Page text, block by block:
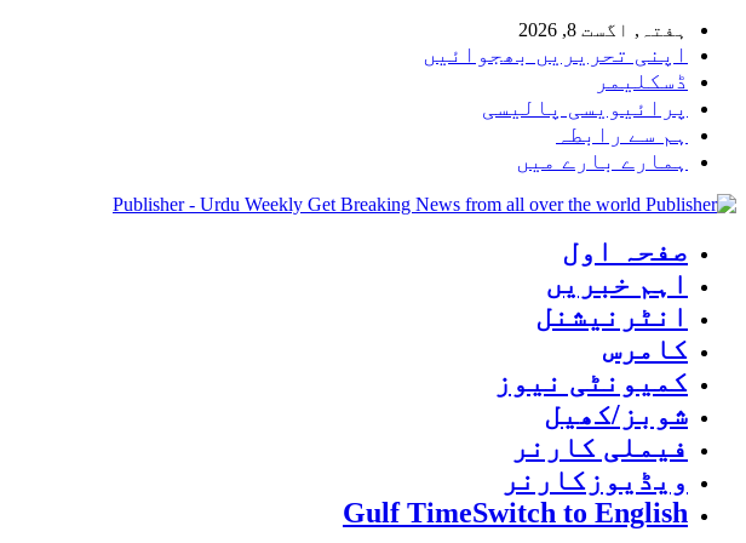
ہفتہ, اگست 8, 2026
اپنی تحریریں بھجوائیں
ڈسکلیمر
پرائیویسی پالیسی
ہم سے رابطہ
ہمارے بارے میں
Publisher - Urdu Weekly Get Breaking News from all over the world
صفحہ اول
اہم خبریں
انٹرنیشنل
کامرس
کمیونٹی نیوز
شوبز/کھیل
فیملی کارنر
ویڈیوزکارنر
Gulf TimeSwitch to English